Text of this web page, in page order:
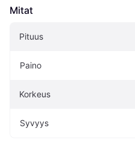
Mitat
Pituus
Paino
Korkeus
Syvyys